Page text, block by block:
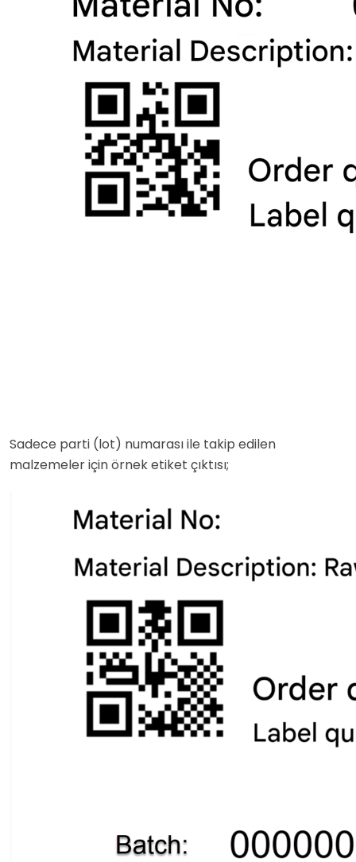
Sadece parti (lot) numarası ile takip edilen
malzemeler için örnek etiket çıktısı;